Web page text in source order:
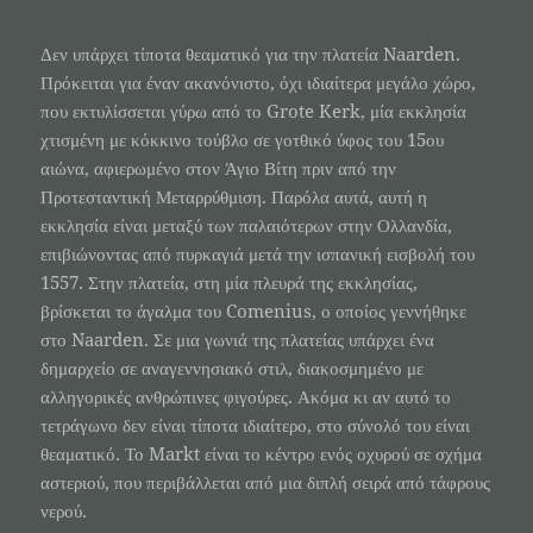
Δεν υπάρχει τίποτα θεαματικό για την πλατεία Naarden.
Πρόκειται για έναν ακανόνιστο, όχι ιδιαίτερα μεγάλο χώρο,
που εκτυλίσσεται γύρω από το Grote Kerk, μία εκκλησία
χτισμένη με κόκκινο τούβλο σε γοτθικό ύφος του 15ου
αιώνα, αφιερωμένο στον Άγιο Βίτη πριν από την
Προτεσταντική Μεταρρύθμιση. Παρόλα αυτά, αυτή η
εκκλησία είναι μεταξύ των παλαιότερων στην Ολλανδία,
επιβιώνοντας από πυρκαγιά μετά την ισπανική εισβολή του
1557. Στην πλατεία, στη μία πλευρά της εκκλησίας,
βρίσκεται το άγαλμα του Comenius, ο οποίος γεννήθηκε
στο Naarden. Σε μια γωνιά της πλατείας υπάρχει ένα
δημαρχείο σε αναγεννησιακό στιλ, διακοσμημένο με
αλληγορικές ανθρώπινες φιγούρες. Ακόμα κι αν αυτό το
τετράγωνο δεν είναι τίποτα ιδιαίτερο, στο σύνολό του είναι
θεαματικό. Το Markt είναι το κέντρο ενός οχυρού σε σχήμα
αστεριού, που περιβάλλεται από μια διπλή σειρά από τάφρους
νερού.